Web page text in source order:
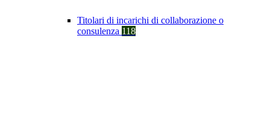
Titolari di incarichi di collaborazione o
consulenza 118